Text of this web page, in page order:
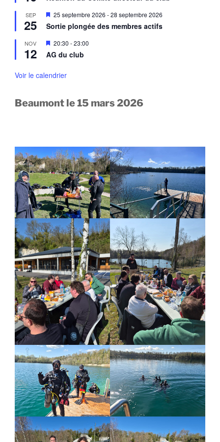
a
n
t
n
a
a
n
t
SEP
25
M
s
n
a
n
25 septembre 2026 -28 septembre 2026
Sortie plongée des membres actifs
NOV
12
M
i
s
n
n
20:30 -23:00
AG du club
Voir le calendrier
Beaumont le 15 mars 2026